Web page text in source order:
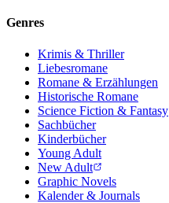
Genres
Krimis & Thriller
Liebesromane
Romane & Erzählungen
Historische Romane
Science Fiction & Fantasy
Sachbücher
Kinderbücher
Young Adult
New Adult
Graphic Novels
Kalender & Journals